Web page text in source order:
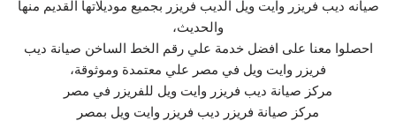
صيانه ديب فريزر وايت ويل الديب فريزر بجميع موديلاتها القديم منها
والحديث،
احصلوا معنا على افضل خدمة علي رقم الخط الساخن صيانة ديب
فريزر وايت ويل في مصر علي معتمدة وموثوقة،
مركز صيانة ديب فريزر وايت ويل للفريزر في مصر
مركز صيانة فريزر ديب فريزر وايت ويل بمصر